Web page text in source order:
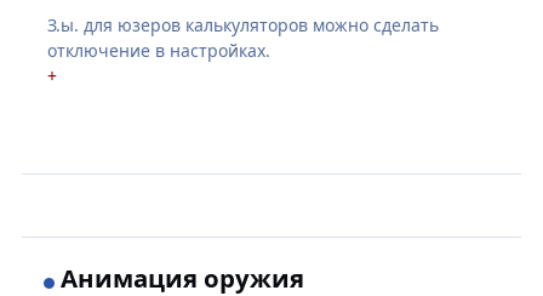
З.ы. для юзеров калькуляторов можно сделать
отключение в настройках.
+
Анимация оружия